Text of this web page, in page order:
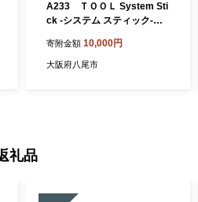
A233 ＴＯＯＬ System Sti
ck -システム スティック-
寄附金額 10,000円
大阪府八尾市
礼品